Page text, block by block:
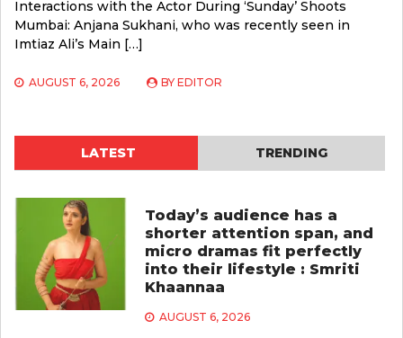
Interactions with the Actor During ‘Sunday’ Shoots
Mumbai: Anjana Sukhani, who was recently seen in
Imtiaz Ali’s Main […]
AUGUST 6, 2026 BY EDITOR
LATEST TRENDING
Today’s audience has a
shorter attention span, and
micro dramas fit perfectly
into their lifestyle : Smriti
Khaannaa
AUGUST 6, 2026